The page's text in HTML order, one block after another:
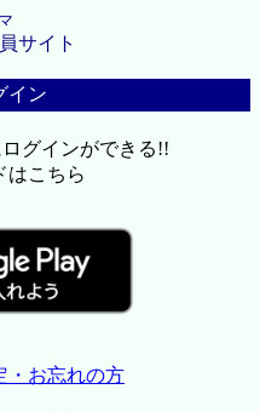
サイト
イン
グインができる!!
はこちら
・お忘れの方